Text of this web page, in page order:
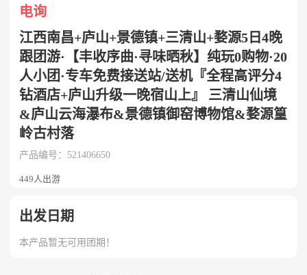
电询
江西南昌+庐山+景德镇+三清山+婺源5日4晚
跟团游·【丰收序曲·寻味晒秋】纯玩0购物·20
人小团·专车免费接送站/送机『全程高评分4
钻酒店+庐山升级一晚宿山上』 三清山仙境
&庐山云海瀑布&景德镇御窑博物馆&婺源篁
岭古村落
产品编号：521406650
449人出游
出发日期
本产品暂无可用团期！